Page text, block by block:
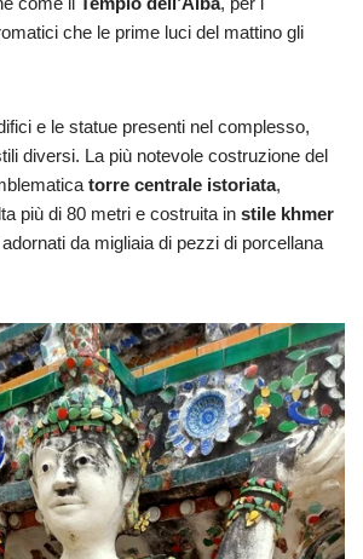
che le prime luci del mattino gli
e le statue presenti nel complesso,
diversi. La più notevole costruzione del
torre centrale istoriata,
più di 80 metri e costruita in stile khmer
da migliaia di pezzi di porcellana